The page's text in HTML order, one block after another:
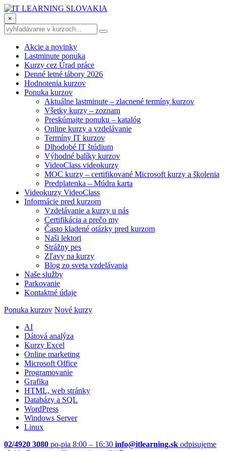
×
Akcie a novinky
Lastminute ponuka
Kurzy cez Úrad práce
Denné letné tábory 2026
Hodnotenia kurzov
Ponuka kurzov
Aktuálne lastminute – zlacnené termíny kurzov
Všetky kurzy – zoznam
Preskúmajte ponuku – katalóg
Online kurzy a vzdelávanie
Termíny IT kurzov
Dlhodobé IT štúdium
Výhodné balíky kurzov
VideoClass videokurzy
MOC kurzy – certifikované Microsoft kurzy a školenia
Predplatenka – Múdra karta
Videokurzy VideoClass
Informácie pred kurzom
Vzdelávanie a kurzy u nás
Certifikácia a prečo my
Často kladené otázky pred kurzom
Naši lektori
Strážny pes
Zľavy na kurzy
Blog zo sveta vzdelávania
Naše služby
Parkovanie
Kontaktné údaje
Ponuka kurzov Nové kurzy
AI
Dátová analýza
Kurzy Excel
Online marketing
Microsoft Office
Programovanie
Grafika
HTML, web stránky
Databázy a SQL
WordPress
Windows Server
Linux
02/4920 3080 po-pia 8:00 – 16:30 info@itlearning.sk odpisujeme